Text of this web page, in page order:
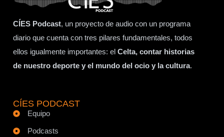
CÍES Podcast, un proyecto de audio con un programa
diario que cuenta con tres pilares fundamentales, todos
ellos igualmente importantes: el Celta, contar historias
de nuestro deporte y el mundo del ocio y la cultura.
CÍES PODCAST
Equipo
Podcasts